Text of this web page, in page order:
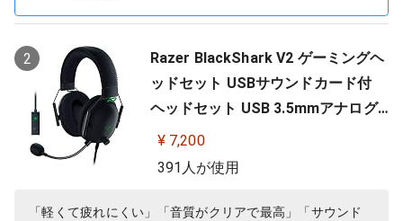
2
Razer BlackShark V2 ゲーミングヘ
ッドセット USBサウンドカード付
ヘッドセット USB 3.5mmアナログ
THX 7.1ch 立体音響 特許技術採用チ
タンコート50mmドライバー 単一指
高遮音性イヤーカップ 軽量262g PC
¥ 7,200
391人が使用
「軽くて疲れにくい」「音質がクリアで最高」「サウンド